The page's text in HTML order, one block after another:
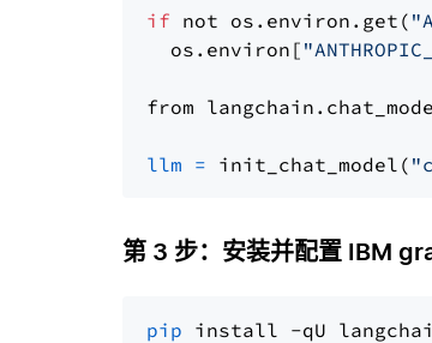
if not os.environ.get(
  os.environ[
from
llm = init_chat_model(
第 3 步：安装并配置 IBM
pip